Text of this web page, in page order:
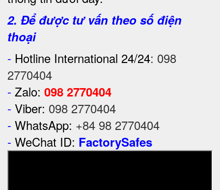
2. Để được tư vấn theo số điện
thoại
- Hotline International 24/24: 098
2770404
- Zalo: 098 2770404
- Viber: 098 2770404
- WhatsApp: +84 98 2770404
- WeChat ID: FactorySafes